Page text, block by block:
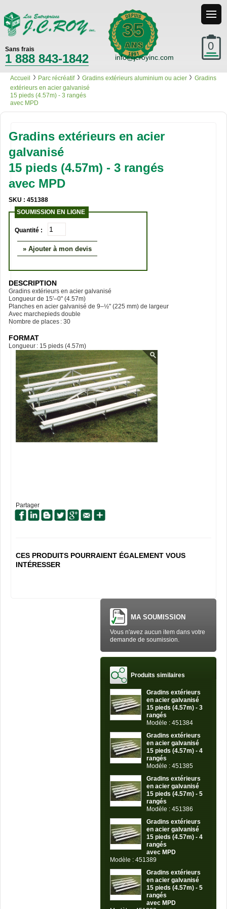
35
0
Sans frais
1 888 843-1842 info@jcroyinc.com
Accueil Parc récréatif Gradins extérieurs aluminium ou acier
Gradins
extérieurs en acier galvanisé
15 pieds (4.57m) - 3 rangés
avec MPD
Gradins extérieurs en acier
galvanisé
15 pieds (4.57m) - 3 rangés
avec MPD
SKU : 451388
SOUMISSION EN LIGNE
Quantité :
» Ajouter à mon devis
DESCRIPTION
Gradins extérieurs en acier galvanisé
Longueur de 15'–0" (4.57m)
Planches en acier galvanisé de 9–½" (225 mm) de largeur
Avec marchepieds double
Nombre de places : 30
FORMAT
Longueur : 15 pieds (4.57m)
Partager
CES PRODUITS POURRAIENT ÉGALEMENT VOUS
INTÉRESSER
MA SOUMISSION
Vous n'avez aucun item dans votre
demande de soumission.
Produits similaires
Gradins extérieurs
en acier galvanisé
15 pieds (4.57m) - 3
rangés
Modèle : 451384
Gradins extérieurs
en acier galvanisé
15 pieds (4.57m) - 4
rangés
Modèle : 451385
Gradins extérieurs
en acier galvanisé
15 pieds (4.57m) - 5
rangés
Modèle : 451386
Gradins extérieurs
en acier galvanisé
15 pieds (4.57m) - 4
rangés
avec MPD
Modèle : 451389
Gradins extérieurs
en acier galvanisé
15 pieds (4.57m) - 5
rangés
avec MPD